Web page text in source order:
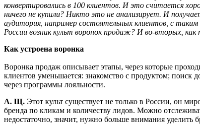
конвертировались в 100 клиентов. И это считается
ничего не купили? Никто это не анализирует. И
аудитория, например состоятельных клиентов, с
России возник культ воронок продаж? И во-вторых,
Как устроена воронка
Воронка продаж описывает этапы, через которые
клиентов уменьшается: знакомство с продуктом;
через программы лояльности.
А. Щ. Этот культ существует не только в России, он
бренда по кликам и количеству лидов. Можно
недостаточно, значит, нужно больше внимания уделить